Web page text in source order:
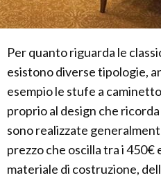
Per quanto riguarda le
esistono diverse tipologie,
esempio le stufe a
proprio al design che
sono realizzate
prezzo che oscilla tra i 450€
materiale di costruzione,